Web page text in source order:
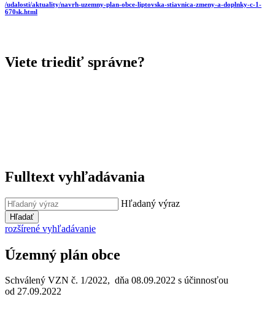
/udalosti/aktuality/navrh-uzemny-plan-obce-liptovska-stiavnica-zmeny-a-doplnky-c-1-
670sk.html
Viete triediť správne?
Fulltext vyhľadávania
Hľadaný výraz
Hľadať
rozšírené vyhľadávanie
Územný plán obce
Schválený VZN č. 1/2022, dňa 08.09.2022 s účinnosťou
od 27.09.2022